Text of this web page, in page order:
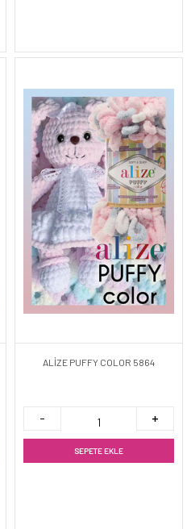
ALİZE PUFFY COLOR 5864
SEPETE EKLE